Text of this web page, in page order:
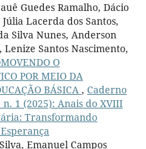
Guedes Ramalho, Dácio
Lacerda dos Santos,
Silva Nunes, Anderson
Santos Nascimento,
O
POR MEIO DA
BÁSICA , Caderno
1 (2025): Anais do XVIII
Transformando
Emanuel Campos